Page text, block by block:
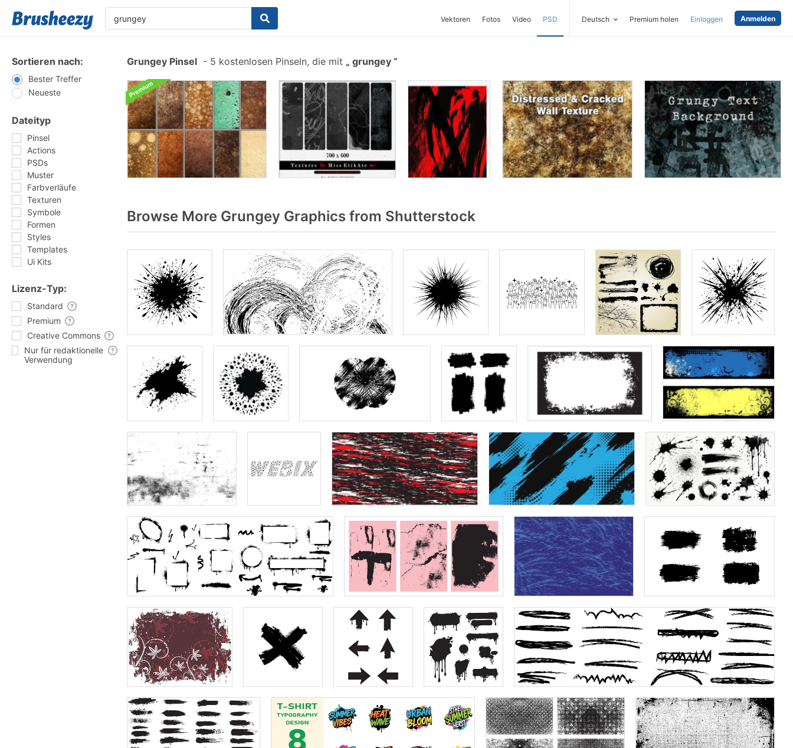
Vektoren Fotos Video PSD Deutsch Premium holen Einloggen Anmelden
Sortieren nach:
Bester Treffer
Neueste
Dateityp
Pinsel
Actions
PSDs
Muster
Farbverläufe
Texturen
Symbole
Formen
Styles
Templates
Ui Kits
Lizenz-Typ:
Standard
Premium
Creative Commons
Nur für redaktionelle
Verwendung
Grungey Pinsel - 5 kostenlosen Pinseln, die mit grungey
Browse More Grungey Graphics from Shutterstock